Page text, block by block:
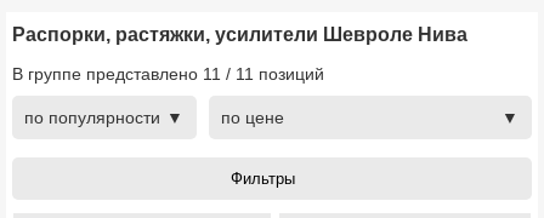
Распорки, растяжки, усилители Шевроле Нива
В группе представлено 11 / 11 позиций
по популярности по цене